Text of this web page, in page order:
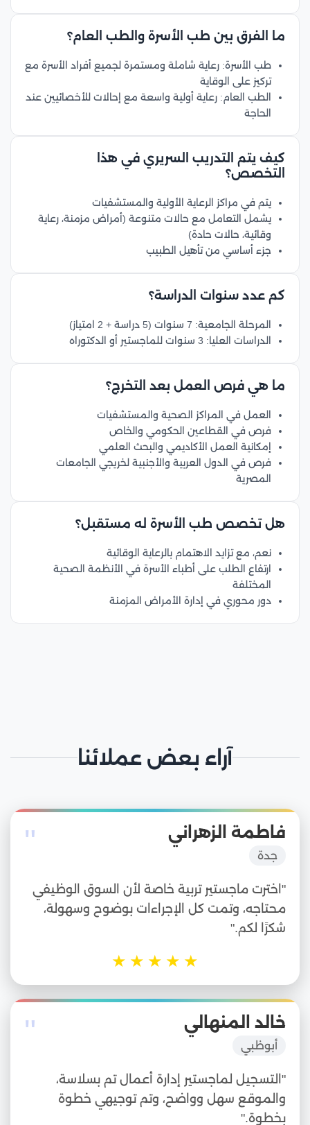
ما الفرق بين طب الأسرة والطب العام؟
طب الأسرة: رعاية شاملة ومستمرة لجميع أفراد الأسرة مع
تركيز على الوقاية
الطب العام: رعاية أولية واسعة مع إحالات للأخصائيين عند
الحاجة
كيف يتم التدريب السريري في هذا
التخصص؟
يتم في مراكز الرعاية الأولية والمستشفيات
يشمل التعامل مع حالات متنوعة (أمراض مزمنة، رعاية
وقائية، حالات حادة)
جزء أساسي من تأهيل الطبيب
كم عدد سنوات الدراسة؟
المرحلة الجامعية: 7 سنوات (5 دراسة + 2 امتياز)
الدراسات العليا: 3 سنوات للماجستير أو الدكتوراه
ما هي فرص العمل بعد التخرج؟
العمل في المراكز الصحية والمستشفيات
فرص في القطاعين الحكومي والخاص
إمكانية العمل الأكاديمي والبحث العلمي
فرص في الدول العربية والأجنبية لخريجي الجامعات
المصرية
هل تخصص طب الأسرة له مستقبل؟
نعم، مع تزايد الاهتمام بالرعاية الوقائية
ارتفاع الطلب على أطباء الأسرة في الأنظمة الصحية
المختلفة
دور محوري في إدارة الأمراض المزمنة
آراء بعض عملائنا
" فاطمة الزهراني
جدة
"اخترت ماجستير تربية خاصة لأن السوق الوظيفي
محتاجه، وتمت كل الإجراءات بوضوح وسهولة،
شكرًا لكم."
★
★
★
★
★
" خالد المنهالي
أبوظبي
"التسجيل لماجستير إدارة أعمال تم بسلاسة،
والموقع سهل وواضح، وتم توجيهي خطوة
بخطوة."